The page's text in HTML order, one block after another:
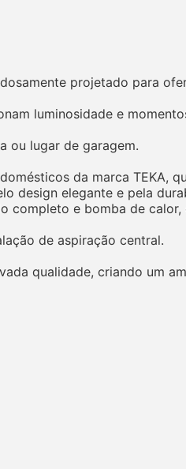
projetado para
luminosidade e
ou lugar de garagem.
da marca TEKA,
design elegante e pela
e bomba de
de aspiração central.
qualidade, criando um